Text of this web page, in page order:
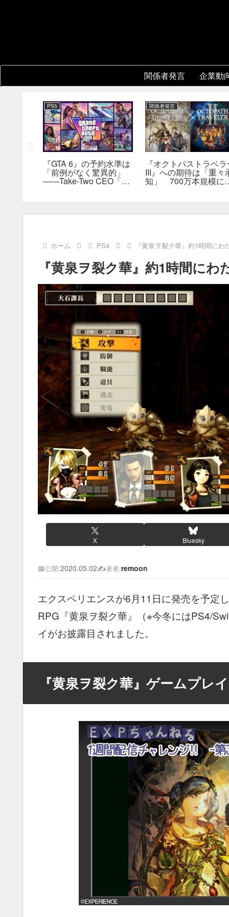
関係者発言 企業動
PS5
『GTA 6』の予約水準は
「前例がなく驚異的」
――Take-Two CEO「販
関係者発言
『オクトパストラベラ
III』への期待は「重々
知」 700万本規模に
ホーム PS4 『黄泉ヲ裂ク華』約1時間に
『黄泉ヲ裂ク華』約1時間に
X Bluesky
📅公開:2020.05.02✍️著者:remoon
エクスペリエンスが6月11日に発売を予定
RPG『黄泉ヲ裂ク華』（※今冬にはPS4/
イがお披露目されました。
『黄泉ヲ裂ク華』ゲームプレ